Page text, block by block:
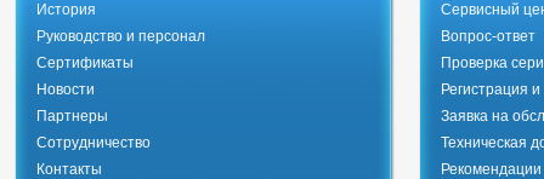
История
Руководство и персонал
Сертификаты
Новости
Партнеры
Сотрудничество
Контакты
Сервисный
Вопрос-ответ
Проверка
Регистрация
Заявка на
Техническая